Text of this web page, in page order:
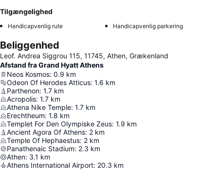
Tilgængelighed
Handicapvenlig rute Handicapvenlig parkering
Beliggenhed
Leof. Andrea Siggrou 115, 11745, Athen, Grækenland
Afstand fra Grand Hyatt Athens
Neos Kosmos: 0.9 km
Odeon Of Herodes Atticus: 1.6 km
Parthenon: 1.7 km
Acropolis: 1.7 km
Athena Nike Temple: 1.7 km
Erechtheum: 1.8 km
Templet For Den Olympiske Zeus: 1.9 km
Ancient Agora Of Athens: 2 km
Temple Of Hephaestus: 2 km
Panathenaic Stadium: 2.3 km
Athen: 3.1 km
Athens International Airport: 20.3 km